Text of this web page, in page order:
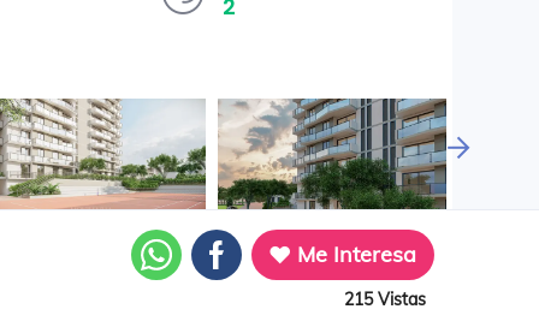
2
Me Interesa
215 Vistas